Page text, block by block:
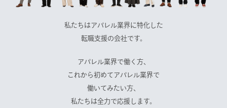
私たちはアパレル業界に特化した
転職支援の会社です。
アパレル業界で働く方、
これから初めてアパレル業界で
働いてみたい方、
私たちは全力で応援します。